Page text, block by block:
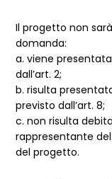
Il progetto non
domanda:
a. viene
dall’art. 2;
b. risulta
previsto dall’art. 8;
c. non risulta
rappresentante
del progetto.